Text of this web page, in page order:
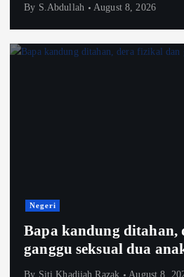
By S.Abdullah August 8, 2026
Negeri
Bapa kandung ditahan,
ganggu seksual dua
By Siti Khadijah Razak August 8,